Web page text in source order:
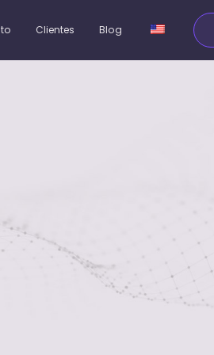
Clientes Blog